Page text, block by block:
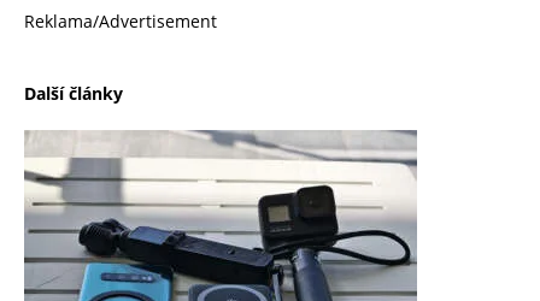
Reklama/Advertisement
Další články